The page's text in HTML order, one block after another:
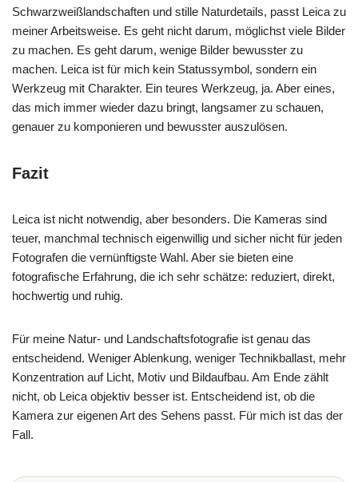
Schwarzweißlandschaften und stille Naturdetails, passt Leica zu
meiner Arbeitsweise. Es geht nicht darum, möglichst viele Bilder
zu machen. Es geht darum, wenige Bilder bewusster zu
machen. Leica ist für mich kein Statussymbol, sondern ein
Werkzeug mit Charakter. Ein teures Werkzeug, ja. Aber eines,
das mich immer wieder dazu bringt, langsamer zu schauen,
genauer zu komponieren und bewusster auszulösen.
Fazit
Leica ist nicht notwendig, aber besonders. Die Kameras sind
teuer, manchmal technisch eigenwillig und sicher nicht für jeden
Fotografen die vernünftigste Wahl. Aber sie bieten eine
fotografische Erfahrung, die ich sehr schätze: reduziert, direkt,
hochwertig und ruhig.
Für meine Natur- und Landschaftsfotografie ist genau das
entscheidend. Weniger Ablenkung, weniger Technikballast, mehr
Konzentration auf Licht, Motiv und Bildaufbau. Am Ende zählt
nicht, ob Leica objektiv besser ist. Entscheidend ist, ob die
Kamera zur eigenen Art des Sehens passt. Für mich ist das der
Fall.